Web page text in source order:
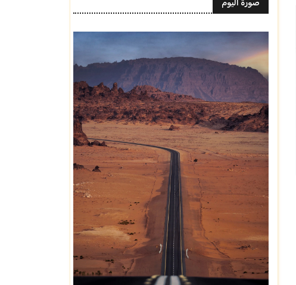
صورة اليوم